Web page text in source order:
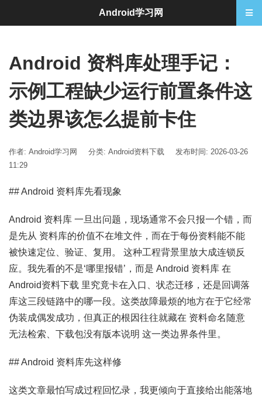
Android 资料库处理手记：
示例工程缺少运行前置条件这
类边界该怎么提前卡住
作者: Android学习网 分类: Android资料下载
发布时间: 2026-03-26
11:29
## Android 资料库先看现象
Android 资料库 一旦出问题，现场通常不会只报一个错，而
是先从 资料库的价值不在堆文件，而在于每份资料能不能
被快速定位、验证、复用。 这种工程背景里放大成连锁反
应。我先看的不是‘哪里报错’，而是 Android 资料库 在
Android资料下载 里究竟卡在入口、状态迁移，还是回调落
库这三段链路中的哪一段。这类故障最烦的地方在于它经常
伪装成偶发成功，但真正的根因往往就藏在 资料命名随意
无法检索、下载包没有版本说明 这一类边界条件里。
## Android 资料库先这样修
这类文章最怕写成过程回忆录，我更倾向于直接给出能落地
Android学习网